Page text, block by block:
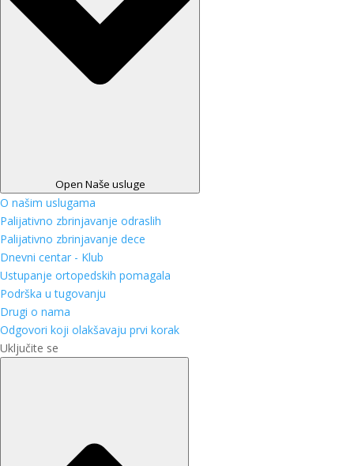
Open Naše usluge
O našim uslugama
Palijativno zbrinjavanje odraslih
Palijativno zbrinjavanje dece
Dnevni centar - Klub
Ustupanje ortopedskih pomagala
Podrška u tugovanju
Drugi o nama
Odgovori koji olakšavaju prvi korak
Uključite se